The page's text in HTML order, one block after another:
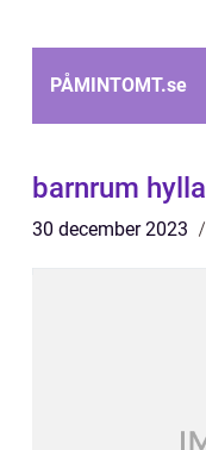
PÅMINTOMT.se
barnrum hylla
30 december 2023